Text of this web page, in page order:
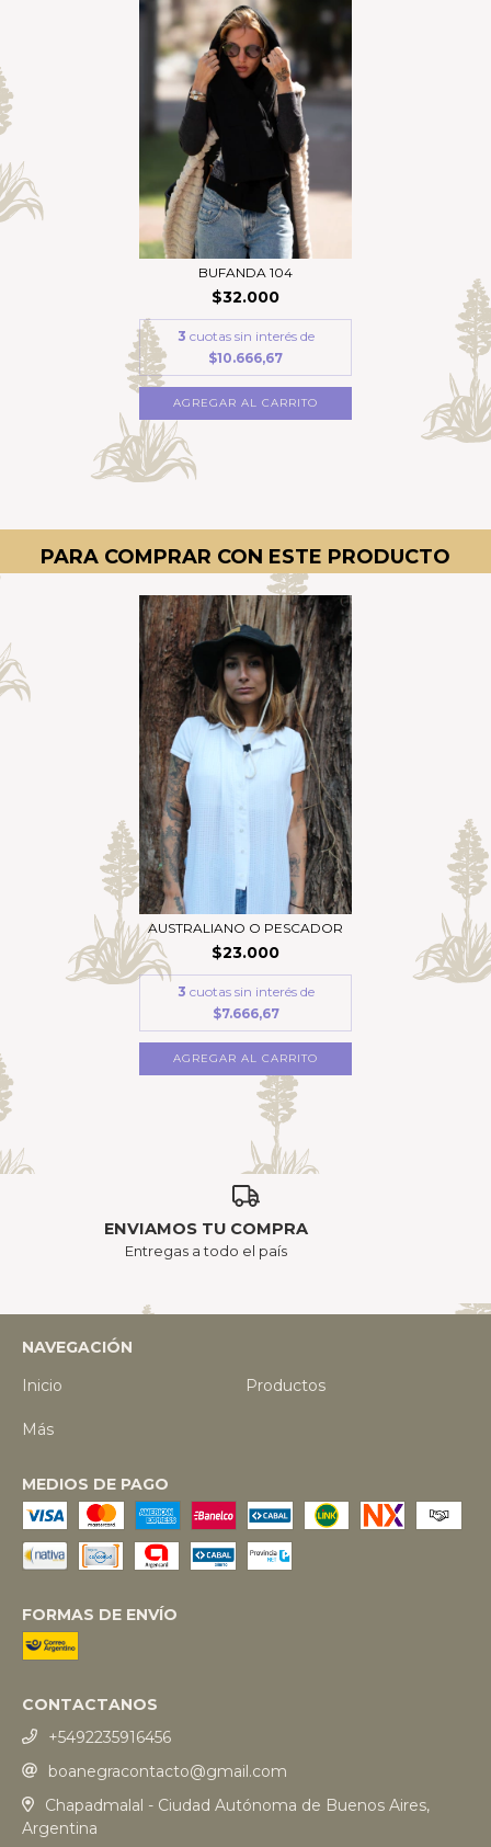
BUFANDA 104
$32.000
3 cuotas sin interés de
$10.666,67
PARA COMPRAR CON ESTE PRODUCTO
AUSTRALIANO O PESCADOR
$23.000
3 cuotas sin interés de
$7.666,67
AGREGAR AL CARRITO
ENVIAMOS TU COMPRA
Entregas a todo el país
NAVEGACIÓN
Inicio
Productos
Más
MEDIOS DE PAGO
FORMAS DE ENVÍO
CONTACTANOS
+5492235916456
boanegracontacto@gmail.com
Chapadmalal - Ciudad Autónoma de Buenos Aires,
Argentina